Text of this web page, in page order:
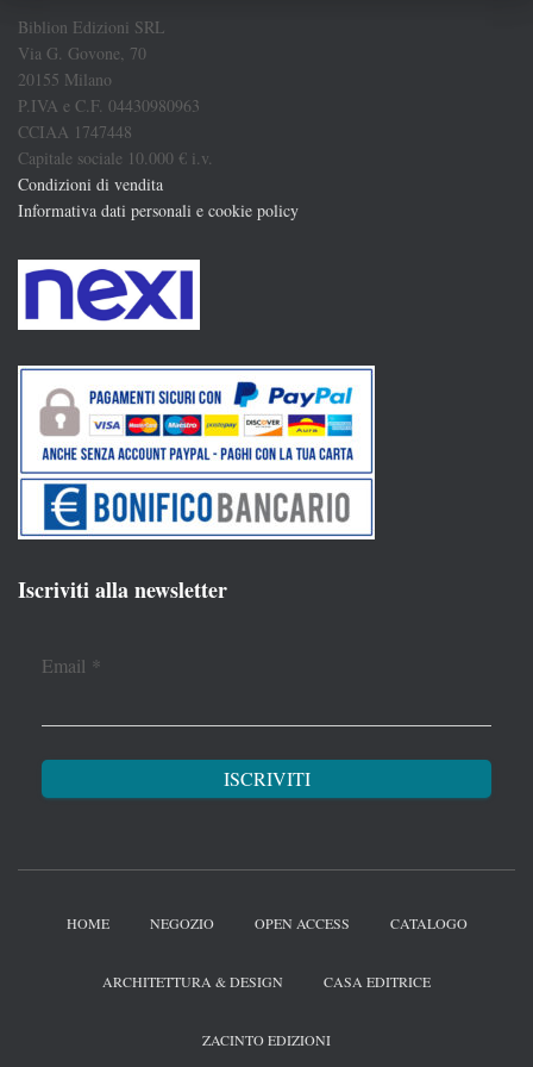
Biblion Edizioni SRL
Via G. Govone, 70
20155 Milano
P.IVA e C.F. 04430980963
CCIAA 1747448
Capitale sociale 10.000 € i.v.
Condizioni di vendita
Informativa dati personali e cookie policy
Iscriviti alla newsletter
Email *
HOME NEGOZIO OPEN ACCESS CATALOGO
ARCHITETTURA & DESIGN CASA EDITRICE
ZACINTO EDIZIONI